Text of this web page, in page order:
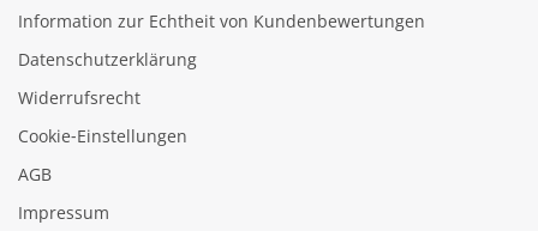
Information zur Echtheit von Kundenbewertungen
Datenschutzerklärung
Widerrufsrecht
Cookie‑Einstellungen
AGB
Impressum